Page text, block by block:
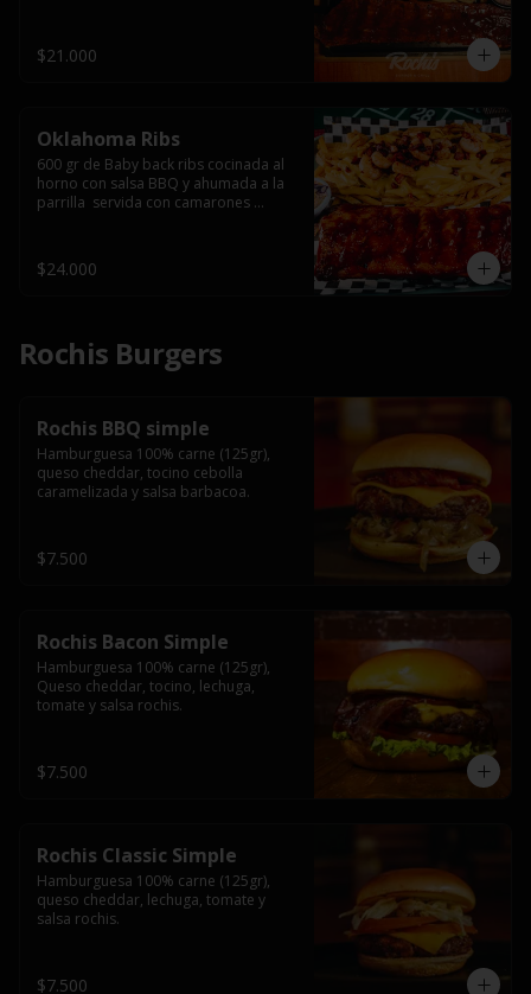
tocino ahumado laminado, papas
fritas  y un huevo frito.
$21.000
Oklahoma Ribs
600 gr de Baby back ribs cocinada al
horno con salsa BBQ y ahumada a la
parrilla  servida con camarones
$24.000
Rochis Burgers
Rochis BBQ simple
Hamburguesa 100% carne (125gr),
queso cheddar, tocino cebolla
caramelizada y salsa barbacoa.
$7.500
Rochis Bacon Simple
Hamburguesa 100% carne (125gr),
Queso cheddar, tocino, lechuga,
tomate y salsa rochis.
$7.500
Rochis Classic Simple
Hamburguesa 100% carne (125gr),
queso cheddar, lechuga, tomate y
salsa rochis.
$7.500